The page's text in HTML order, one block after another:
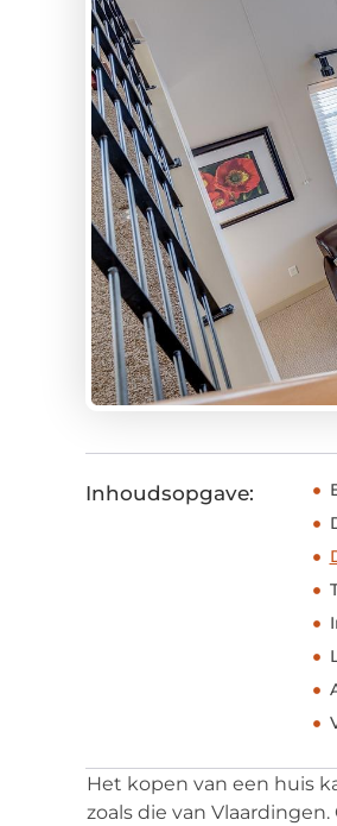
Inhoudsopgave:
Het kopen van een huis
zoals die van